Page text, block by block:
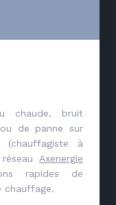
chaude, bruit
de panne sur
(chauffagiste à
Axenergie
rapides de
chauffage.